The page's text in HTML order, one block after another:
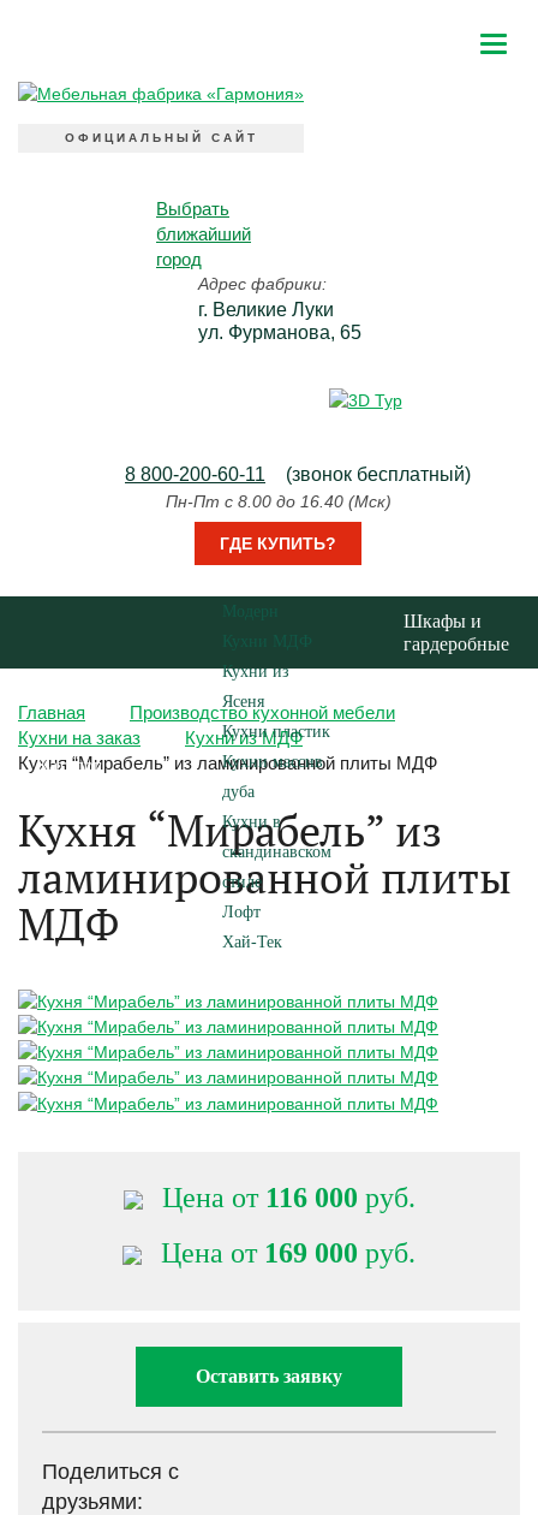
ОФИЦИАЛЬНЫЙ САЙТ
Выбрать
ближайший
город
Адрес фабрики:
г. Великие Луки
ул. Фурманова, 65
8 800-200-60-11 (звонок бесплатный)
Пн-Пт с 8.00 до 16.40 (Мск)
ГДЕ КУПИТЬ?
Каталог
Модерн
Кухни МДФ
Кухни из
Ясеня
Кухни пластик
Кухни массив
дуба
Кухни в
скандинавском
стиле
Лофт
Хай-Тек
Шкафы и
гардеробные
Главная
Производство кухонной мебели
Кухни на заказ
Кухни из МДФ
Кухня “Мирабель” из ламинированной плиты МДФ
Кухня “Мирабель” из
ламинированной плиты
МДФ
Цена от 116 000 руб.
Цена от 169 000 руб.
Оставить заявку
Поделиться с
друзьями: